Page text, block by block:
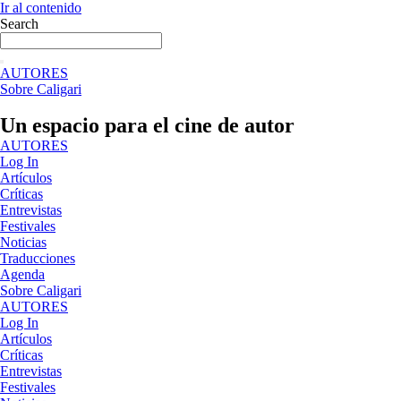
Ir al contenido
Search
AUTORES
Sobre Caligari
Un espacio para el cine de autor
AUTORES
Log In
Artículos
Críticas
Entrevistas
Festivales
Noticias
Traducciones
Agenda
Sobre Caligari
AUTORES
Log In
Artículos
Críticas
Entrevistas
Festivales